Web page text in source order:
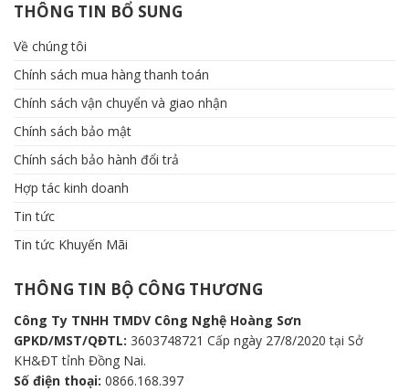
THÔNG TIN BỔ SUNG
Về chúng tôi
Chính sách mua hàng thanh toán
Chính sách vận chuyển và giao nhận
Chính sách bảo mật
Chính sách bảo hành đổi trả
Hợp tác kinh doanh
Tin tức
Tin tức Khuyến Mãi
THÔNG TIN BỘ CÔNG THƯƠNG
Công Ty TNHH TMDV Công Nghệ Hoàng Sơn
GPKD/MST/QĐTL: 3603748721 Cấp ngày 27/8/2020 tại Sở
KH&ĐT tỉnh Đồng Nai.
Số điện thoại: 0866.168.397